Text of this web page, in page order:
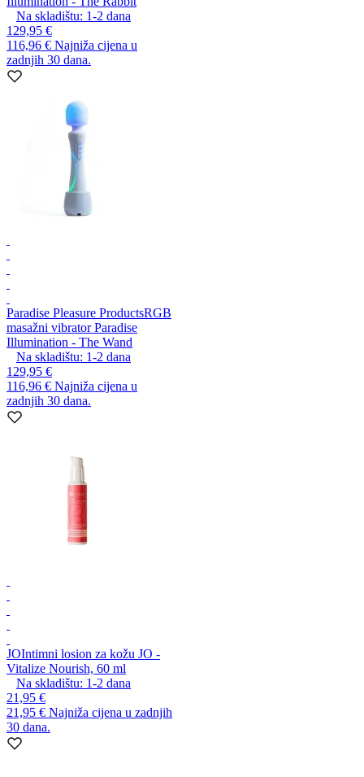
Na skladištu: 1-2 dana
129,95 €
116,96 € Najniža cijena u
zadnjih 30 dana.
Paradise Pleasure ProductsRGB
masažni vibrator Paradise
Illumination - The Wand
Na skladištu: 1-2 dana
129,95 €
116,96 € Najniža cijena u
zadnjih 30 dana.
JOIntimni losion za kožu JO -
Vitalize Nourish, 60 ml
Na skladištu: 1-2 dana
21,95 €
21,95 € Najniža cijena u zadnjih
30 dana.